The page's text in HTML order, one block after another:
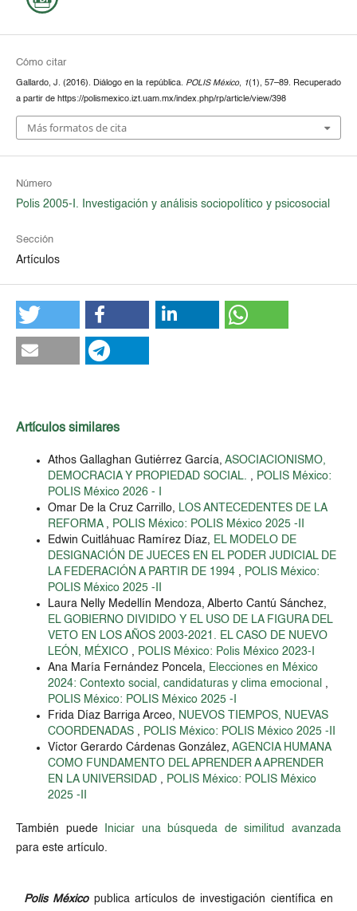
Cómo citar
Gallardo, J. (2016). Diálogo en la república. POLIS México, 1(1), 57–89. Recuperado
a partir de https://polismexico.izt.uam.mx/index.php/rp/article/view/398
Más formatos de cita
Número
Polis 2005-I. Investigación y análisis sociopolítico y psicosocial
Sección
Artículos
Artículos similares
Athos Gallaghan Gutiérrez García, ASOCIACIONISMO,
DEMOCRACIA Y PROPIEDAD SOCIAL. , POLIS México:
POLIS México 2026 - I
Omar De la Cruz Carrillo, LOS ANTECEDENTES DE LA
REFORMA , POLIS México: POLIS México 2025 -II
Edwin Cuitláhuac Ramírez Díaz, EL MODELO DE
DESIGNACIÓN DE JUECES EN EL PODER JUDICIAL DE
LA FEDERACIÓN A PARTIR DE 1994 , POLIS México:
POLIS México 2025 -II
Laura Nelly Medellín Mendoza, Alberto Cantú Sánchez,
EL GOBIERNO DIVIDIDO Y EL USO DE LA FIGURA DEL
VETO EN LOS AÑOS 2003-2021. EL CASO DE NUEVO
LEÓN, MÉXICO , POLIS México: Polis México 2023-I
Ana María Fernández Poncela, Elecciones en México
2024: Contexto social, candidaturas y clima emocional ,
POLIS México: POLIS México 2025 -I
Frida Díaz Barriga Arceo, NUEVOS TIEMPOS, NUEVAS
COORDENADAS , POLIS México: POLIS México 2025 -II
Víctor Gerardo Cárdenas González, AGENCIA HUMANA
COMO FUNDAMENTO DEL APRENDER A APRENDER
EN LA UNIVERSIDAD , POLIS México: POLIS México
2025 -II
También puede
Iniciar una búsqueda de similitud avanzada
para este artículo.
Polis Méxicopublica artículos de investigación científica en